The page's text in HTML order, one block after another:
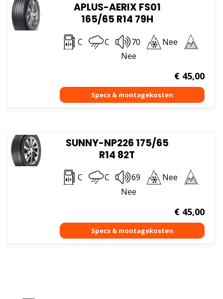
APLUS-AERIX FS01
165/65 R14 79H
C C 70
Nee
Nee
€45,00
SUNNY-NP226 175/65
R14 82T
C C 69
Nee
Nee
€45,00